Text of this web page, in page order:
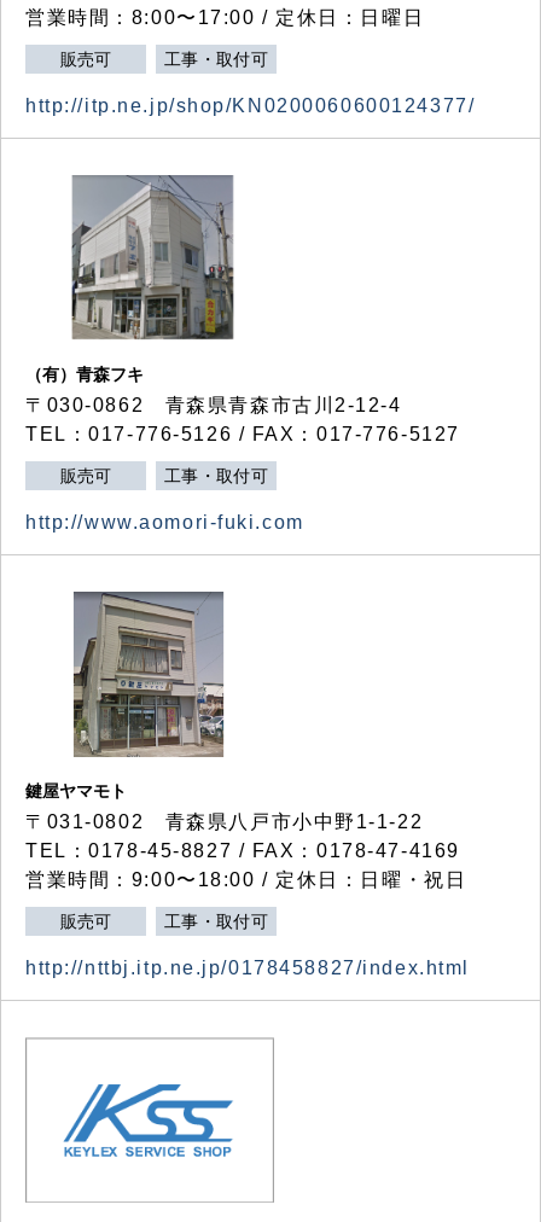
営業時間：8:00〜17:00 / 定休日：日曜日
販売可 工事・取付可
http://itp.ne.jp/shop/KN0200060600124377/
（有）青森フキ
〒030-0862 青森県青森市古川2-12-4
TEL：017-776-5126 / FAX：017-776-5127
販売可 工事・取付可
http://www.aomori-fuki.com
鍵屋ヤマモト
〒031-0802 青森県八戸市小中野1-1-22
TEL：0178-45-8827 / FAX：0178-47-4169
営業時間：9:00〜18:00 / 定休日：日曜・祝日
販売可 工事・取付可
http://nttbj.itp.ne.jp/0178458827/index.html